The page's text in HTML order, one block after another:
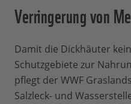
Verringerung von
Damit die Dickhäuter
Schutzgebiete zur
pflegt der WWF
Salzleck- und